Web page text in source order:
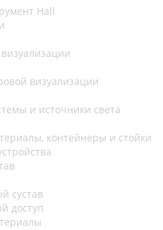
Hall
визуализации
и источники света
контейнеры и стойки
сустав
доступ